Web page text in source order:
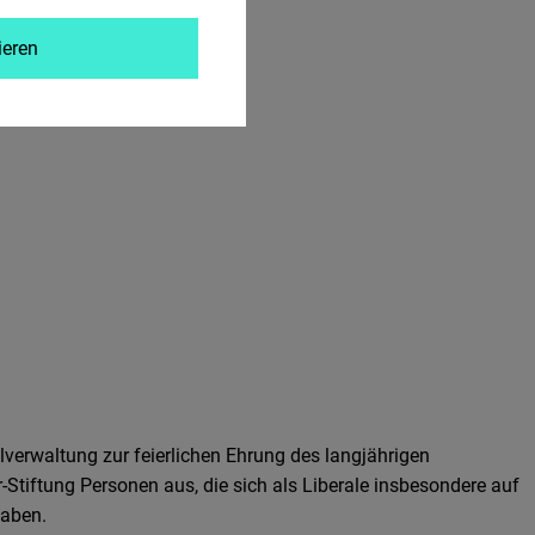
zur feierlichen Ehrung des langjährigen
Personen aus, die sich als Liberale insbesondere auf